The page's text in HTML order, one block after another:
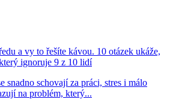
a vy to řešíte kávou. 10 otázek ukáže,
ignoruje 9 z 10 lidí
snadno schovají za práci, stres i málo
na problém, který...